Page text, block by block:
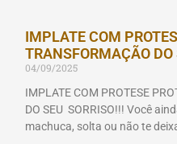
IMPLATE COM
TRANSFORMAÇÃO DO
04/09/2025
IMPLATE COM PROTESE
DO SEU SORRISO!!! Você
machuca, solta ou não te